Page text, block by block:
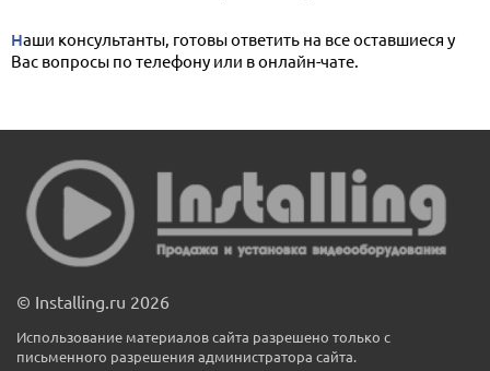
Наши консультанты, готовы ответить на все оставшиеся у
Вас вопросы по телефону или в онлайн-чате.
© Installing.ru 2026
Использование материалов сайта разрешено только с
письменного разрешения администратора сайта.